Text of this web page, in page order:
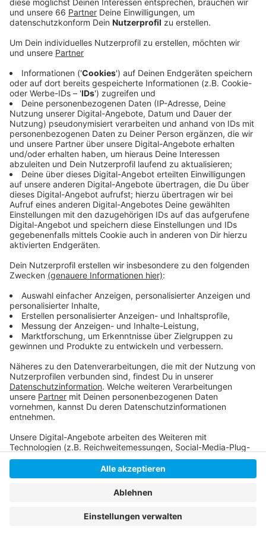
Neu hinzugekommen sind bei uns laut Robert-Koch-
Institut heute 307 Neuinfektionen. Leicht erhöht hat
wegen einer Corona-Erkrankung in Krankenhäusern
behandelt werden. Hier sind es 111 Menschen, davon
14 auf Intensivstationen. Alle Coronazahlen gibt es
zum Nachlesen auch noch einmal in unserer Antenne
Düsseldorf Instagram- und Facebook-Story.
Anzeige
Weitere Infos und Links zum Thema:
Anzeige
Unsere Antenne Düsseldorf Corona-Sonderseite
Hier geht es zu den aktuellen Zahlen der Stadt
Impf- und Testmöglichkeiten in Düsseldorf
Anzeige